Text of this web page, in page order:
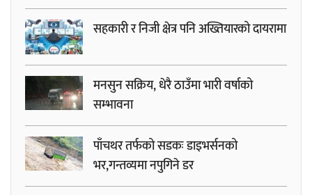
सहकारी र निजी क्षेत्र पनि अख्तियारको दायरामा
मनसुन सक्रिय, धेरै ठाउँमा भारी वर्षाको
सम्भावना
पाँचथर तर्फको सडकः डाइभर्सनको
भर,गन्तव्यमा नपुगिने डर